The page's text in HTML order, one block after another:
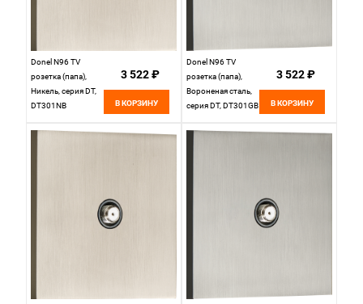
Donel N96 TV
розетка (папа),
Никель, серия DT,
DT301NB
3 522 ₽
В КОРЗИНУ
Donel N96 TV
розетка (папа),
Вороненая сталь,
серия DT, DT301GB
3 522 ₽
В КОРЗИНУ